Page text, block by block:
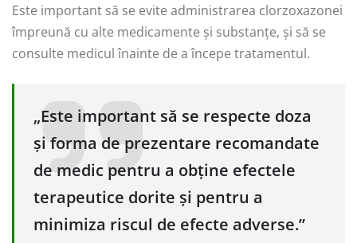
Este important să se evite administrarea clorzoxazonei
împreună cu alte medicamente și substanțe, și să se
consulte medicul înainte de a începe tratamentul.
„Este important să se respecte doza
și forma de prezentare recomandate
de medic pentru a obține efectele
terapeutice dorite și pentru a
minimiza riscul de efecte adverse.”